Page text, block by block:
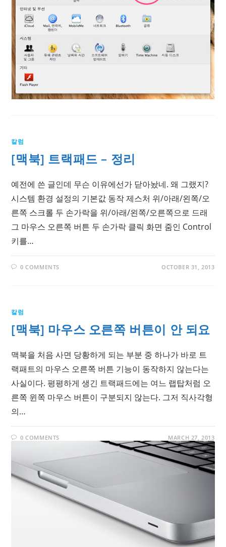
칼럼
[맥북] 트랙패드 – 정리
예전에 쓴 글인데 무슨 이유에선가 닫아놨네. 왜 그랬지?
시스템 환경 설정의 기본값 동작 제스처 위/아래/왼쪽/오
른쪽 스크롤 두 손가락을 위/아래/왼쪽/오른쪽으로 드래
그 마우스 오른쪽 버튼 두 손가락 클릭 화면 줌인 Control
키를…
0 COMMENTS OCTOBER 31, 2013
칼럼
[맥북] 마우스 오른쪽 버튼이 안 되요
맥북을 처음 사면 당황하게 되는 부분 중 하나가 바로 트
랙패트의 마우스 오른쪽 버튼 기능이 동작하지 않는다는
사실이다. 평평하게 생긴 트랙패드에는 여느 랩탑처럼 오
른쪽 윈쪽 마우스 버튼이 구분되지 않는다. 그저 직사각형
의…
0 COMMENTS MARCH 27, 2013